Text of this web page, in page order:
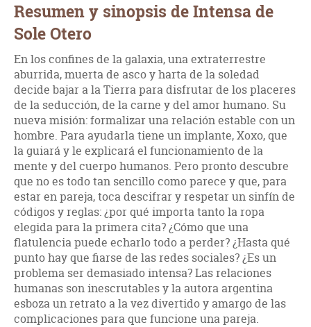
Resumen y sinopsis de Intensa de
Sole Otero
En los confines de la galaxia, una extraterrestre
aburrida, muerta de asco y harta de la soledad
decide bajar a la Tierra para disfrutar de los placeres
de la seducción, de la carne y del amor humano. Su
nueva misión: formalizar una relación estable con un
hombre. Para ayudarla tiene un implante, Xoxo, que
la guiará y le explicará el funcionamiento de la
mente y del cuerpo humanos. Pero pronto descubre
que no es todo tan sencillo como parece y que, para
estar en pareja, toca descifrar y respetar un sinfín de
códigos y reglas: ¿por qué importa tanto la ropa
elegida para la primera cita? ¿Cómo que una
flatulencia puede echarlo todo a perder? ¿Hasta qué
punto hay que fiarse de las redes sociales? ¿Es un
problema ser demasiado intensa? Las relaciones
humanas son inescrutables y la autora argentina
esboza un retrato a la vez divertido y amargo de las
complicaciones para que funcione una pareja.